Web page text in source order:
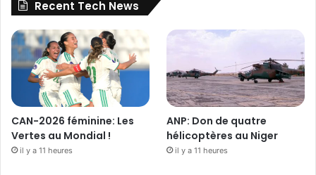
Recent Tech News
CAN-2026 féminine: Les
Vertes au Mondial !
il y a 11 heures
ANP: Don de quatre
hélicoptères au Niger
il y a 11 heures